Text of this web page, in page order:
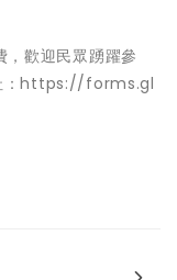
，歡迎民眾踴躍參
：https://forms.gl